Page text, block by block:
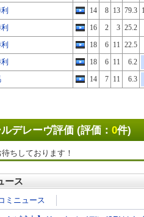
14 8 13 79.3
16 2 3 25.2
18 6 11 22.5
18 6 11
6.2
14 7 11 6.3
デレーヴ評価 (評価： 0件)
ちしております！
ース
ミニュース